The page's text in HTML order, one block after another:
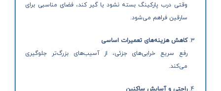
وقتی درب پارکینگ بسته نشود یا گیر کند، فضای مناسبی برای
سارقین فراهم می‌شود.
کاهش هزینه‌های تعمیرات اساسی
رفع سریع خرابی‌های جزئی، از آسیب‌های بزرگ‌تر جلوگیری
می‌کند.
راحتی و آسایش ساکنین